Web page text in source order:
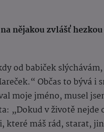
nějakou zvlášť
od babiček
Občas to bývá i
moje jméno, musel
„Dokud v životě nejde
které máš rád, starat,